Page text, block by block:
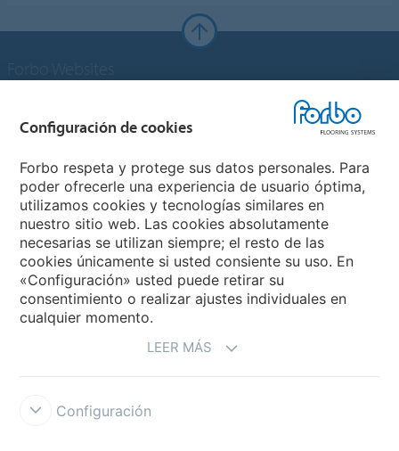
Forbo Flooring Systems
Forbo Movement Systems
Selecciona un país
Configuración de cookies
Forbo respeta y protege sus datos personales. Para
poder ofrecerle una experiencia de usuario óptima,
utilizamos cookies y tecnologías similares en
nuestro sitio web. Las cookies absolutamente
necesarias se utilizan siempre; el resto de las
cookies únicamente si usted consiente su uso. En
«Configuración» usted puede retirar su
consentimiento o realizar ajustes individuales en
cualquier momento.
LEER MÁS
Configuración